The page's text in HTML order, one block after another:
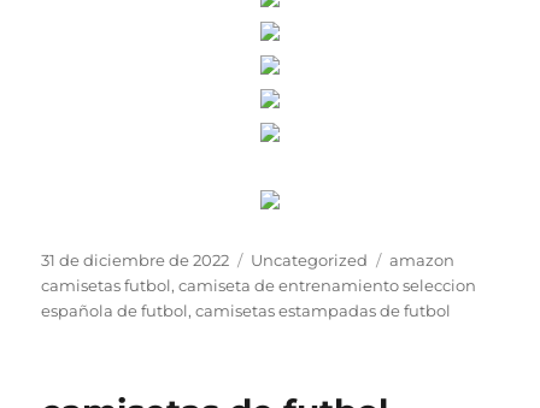
Publicado
el
31 de diciembre de 2022 Categorías
Uncategorized Etiquetas
amazon
camisetas futbol,camiseta de entrenamiento seleccion
española de futbol,camisetas estampadas de futbol